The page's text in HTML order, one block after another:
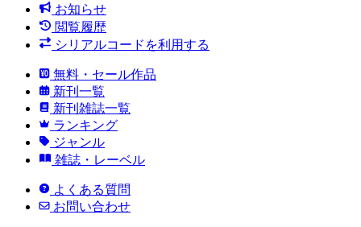
お知らせ
閲覧履歴
シリアルコードを利用する
無料・セール作品
新刊一覧
新刊雑誌一覧
ランキング
ジャンル
雑誌・レーベル
よくある質問
お問い合わせ